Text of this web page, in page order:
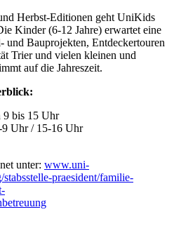
Herbst-Editionen geht UniKids
Kinder (6-12 Jahre) erwartet eine
und Bauprojekten, Entdeckertouren
Trier und vielen kleinen und
auf die Jahreszeit.
9 bis 15 Uhr
9 Uhr / 15-16 Uhr
unter: www.uni-
praesident/familie-